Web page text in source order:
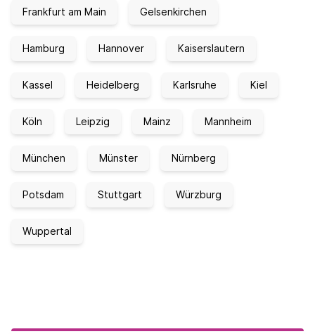
Frankfurt am Main Gelsenkirchen
Hamburg Hannover Kaiserslautern
Kassel Heidelberg Karlsruhe Kiel
Köln Leipzig Mainz Mannheim
München Münster Nürnberg
Potsdam Stuttgart Würzburg
Wuppertal